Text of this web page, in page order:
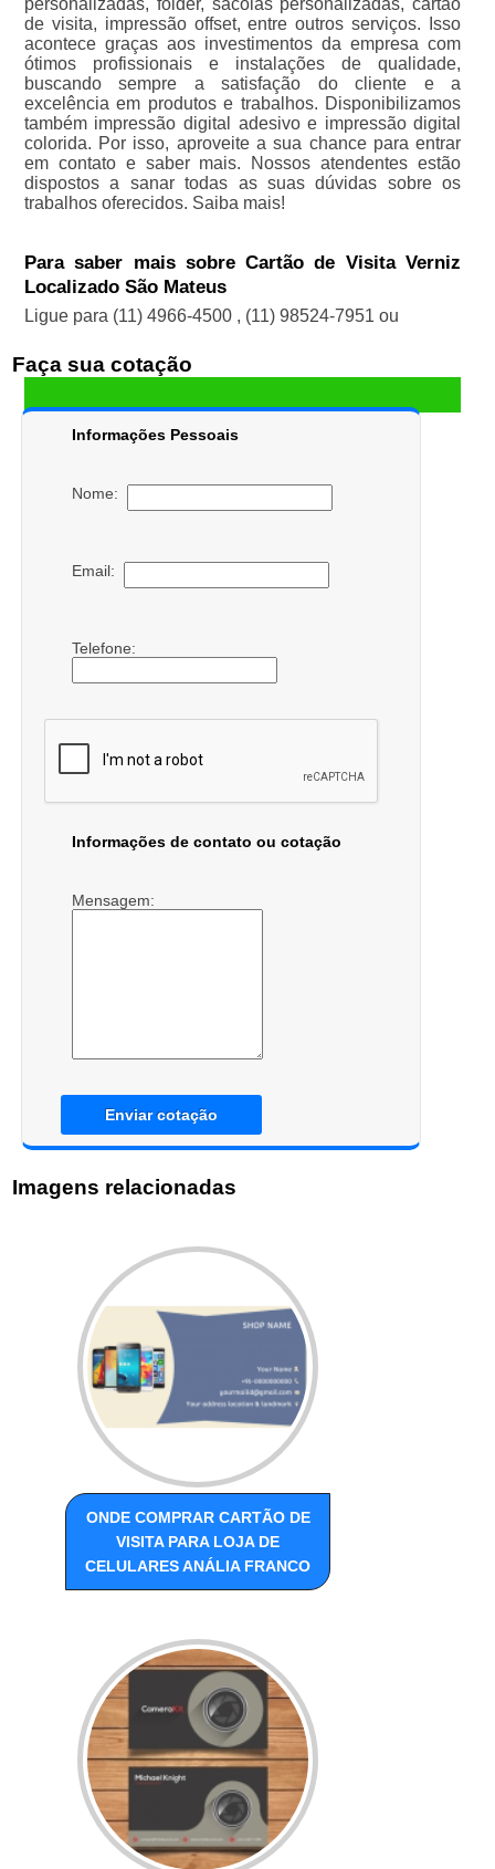
personalizadas, folder, sacolas personalizadas, cartão
de visita, impressão offset, entre outros serviços. Isso
acontece graças aos investimentos da empresa com
ótimos profissionais e instalações de qualidade,
buscando sempre a satisfação do cliente e a
excelência em produtos e trabalhos. Disponibilizamos
também impressão digital adesivo e impressão digital
colorida. Por isso, aproveite a sua chance para entrar
em contato e saber mais. Nossos atendentes estão
dispostos a sanar todas as suas dúvidas sobre os
trabalhos oferecidos. Saiba mais!
Para saber mais sobre Cartão de Visita Verniz
Localizado São Mateus
Ligue para (11) 4966-4500 , (11) 98524-7951 ou
Faça sua cotação
Informações Pessoais
Nome:
Email:
Telefone:
Informações de contato ou cotação
Mensagem:
Enviar cotação
Imagens relacionadas
ONDE COMPRAR CARTÃO DE
VISITA PARA LOJA DE
CELULARES ANÁLIA FRANCO